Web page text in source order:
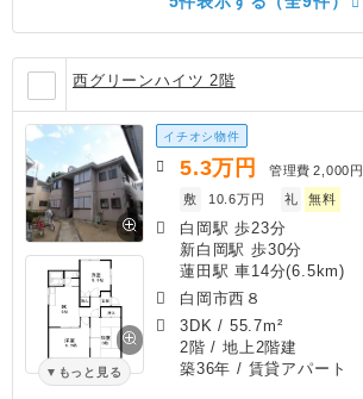
西グリーンハイツ 2階
もっと見る
イチオシ物件
5.3万円 管理費 2,000円
敷
10.6万円 礼 無料
白岡駅 歩23分
新白岡駅 歩30分
蓮田駅 車14分(6.5km)
白岡市西８
3DK / 55.7m²
2階 / 地上2階建
築36年 / 賃貸アパート